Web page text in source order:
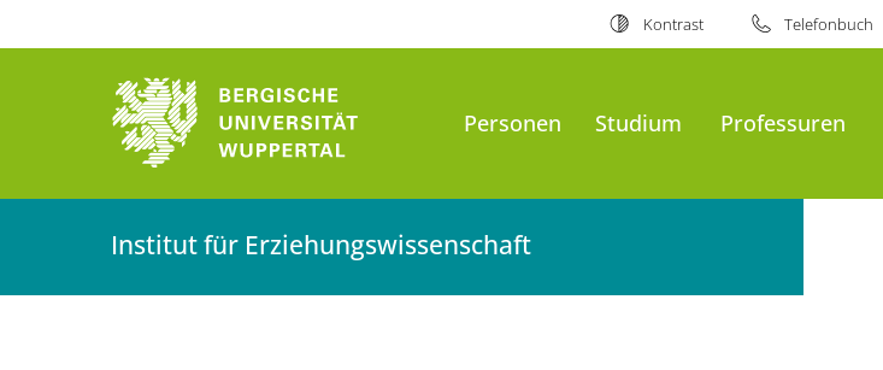
Kontrast Telefonbuch
Personen Studium Professuren
Institut für Erziehungswissenschaft